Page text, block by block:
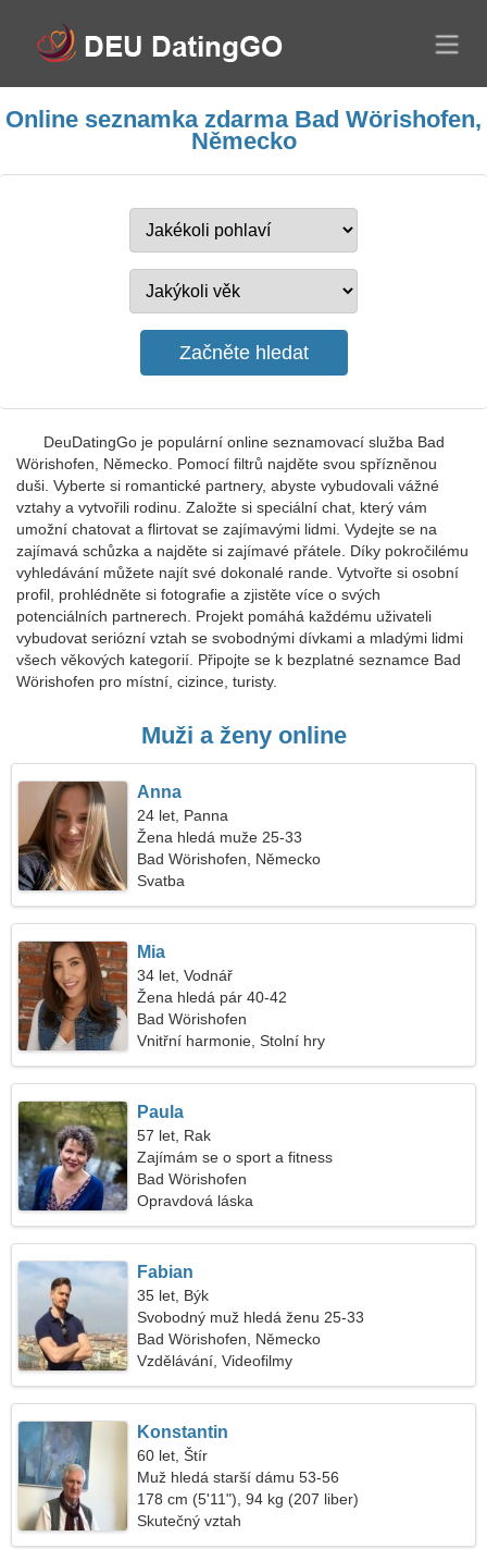
Online seznamka zdarma Bad Wörishofen,
Německo
DeuDatingGo je populární online seznamovací služba Bad
Wörishofen, Německo. Pomocí filtrů najděte svou spřízněnou
duši. Vyberte si romantické partnery, abyste vybudovali vážné
vztahy a vytvořili rodinu. Založte si speciální chat, který vám
umožní chatovat a flirtovat se zajímavými lidmi. Vydejte se na
zajímavá schůzka a najděte si zajímavé přátele. Díky pokročilému
vyhledávání můžete najít své dokonalé rande. Vytvořte si osobní
profil, prohlédněte si fotografie a zjistěte více o svých
potenciálních partnerech. Projekt pomáhá každému uživateli
vybudovat seriózní vztah se svobodnými dívkami a mladými lidmi
všech věkových kategorií. Připojte se k bezplatné seznamce Bad
Wörishofen pro místní, cizince, turisty.
Muži a ženy online
Anna
24 let, Panna
Žena hledá muže 25-33
Bad Wörishofen, Německo
Svatba
Mia
34 let, Vodnář
Žena hledá pár 40-42
Bad Wörishofen
Vnitřní harmonie, Stolní hry
Paula
57 let, Rak
Zajímám se o sport a fitness
Bad Wörishofen
Opravdová láska
Fabian
35 let, Býk
Svobodný muž hledá ženu 25-33
Bad Wörishofen, Německo
Vzdělávání, Videofilmy
Konstantin
60 let, Štír
Muž hledá starší dámu 53-56
178 cm (5'11"), 94 kg (207 liber)
Skutečný vztah